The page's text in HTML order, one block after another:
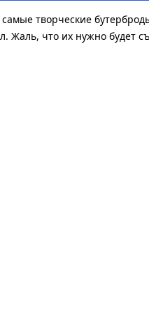
творческие
Жаль, что их нужно будет